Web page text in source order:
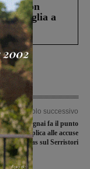
la figlia a
Articolo successivo
Giulia Mugnai fa il punto
e replica alle accuse
dei Cobas sul Serristori